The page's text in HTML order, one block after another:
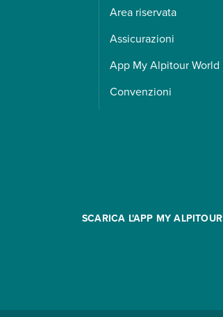
Area riservata
Assicurazioni
App My Alpitour World
Convenzioni
SCARICA L'APP MY ALPITOUR